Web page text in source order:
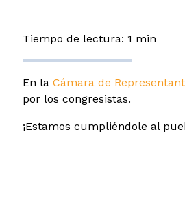
Tiempo de lectura: 1 min
En la Cámara de
por los congresistas.
¡Estamos cumpliéndole al